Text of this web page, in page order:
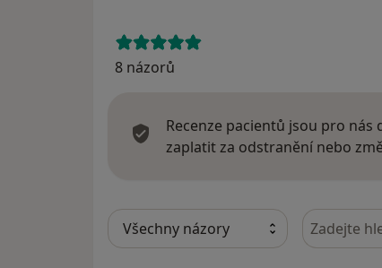
8 názorů
Recenze pacientů jsou pro
zaplatit za odstranění nebo
Hledejte v